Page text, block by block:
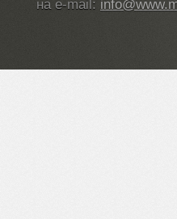
на e-mail: